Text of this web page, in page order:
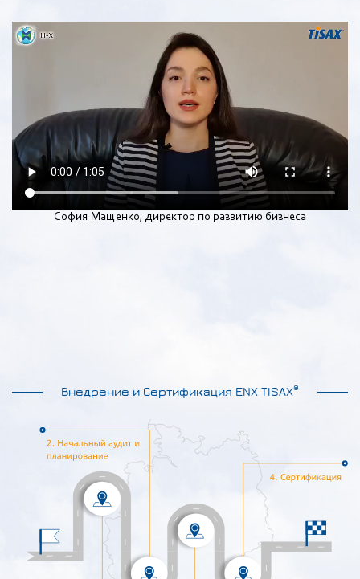
София Мащенко, директор по развитию бизнеса
Внедрение и Сертификация ENX TISAX®